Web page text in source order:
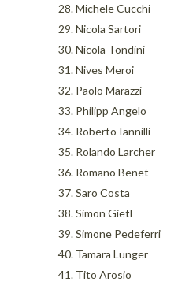
28. Michele Cucchi
29. Nicola Sartori
30. Nicola Tondini
31. Nives Meroi
32. Paolo Marazzi
33. Philipp Angelo
34. Roberto Iannilli
35. Rolando Larcher
36. Romano Benet
37. Saro Costa
38. Simon Gietl
39. Simone Pedeferri
40. Tamara Lunger
41. Tito Arosio